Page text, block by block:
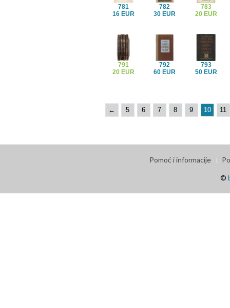
781
16 EUR
782
30 EUR
783
20 EUR
791
20 EUR
792
60 EUR
793
50 EUR
← 5 6 7 8 9 10 11
Pomoć i informacije
©